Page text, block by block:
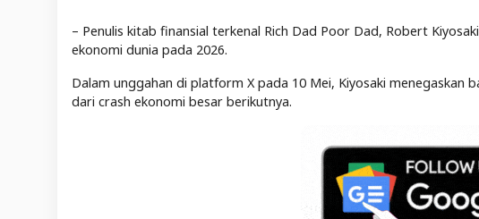
– Penulis kitab finansial terkenal Rich Dad Poor Dad, Robert
ekonomi dunia pada 2026.
Dalam unggahan di platform X pada 10 Mei, Kiyosaki menegaskan
dari crash ekonomi besar berikutnya.